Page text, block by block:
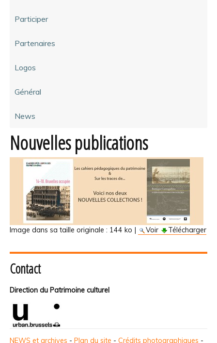
Participer
Partenaires
Logos
Général
News
Nouvelles publications
Image dans sa taille originale : 144 ko | Voir Télécharger
Contact
Direction du Patrimoine culturel
NEWS et archives - Plan du site - Crédits photographiques -